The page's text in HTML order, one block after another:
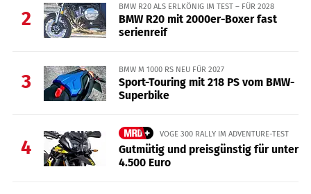
2
BMW R20 ALS ERLKÖNIG IM TEST – FÜR 2028
BMW R20 mit 2000er-Boxer fast
serienreif
3
BMW M 1000 RS NEU FÜR 2027
Sport-Touring mit 218 PS vom BMW-
Superbike
4
VOGE 300 RALLY IM ADVENTURE-TEST
Gutmütig und preisgünstig für unter
4.500 Euro